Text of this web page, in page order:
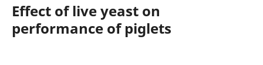
Effect of live yeast on
performance of piglets